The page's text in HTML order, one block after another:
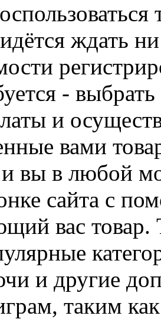
ждать
-
и
вами
вы в любой
сайта с
вас
и другие
таким